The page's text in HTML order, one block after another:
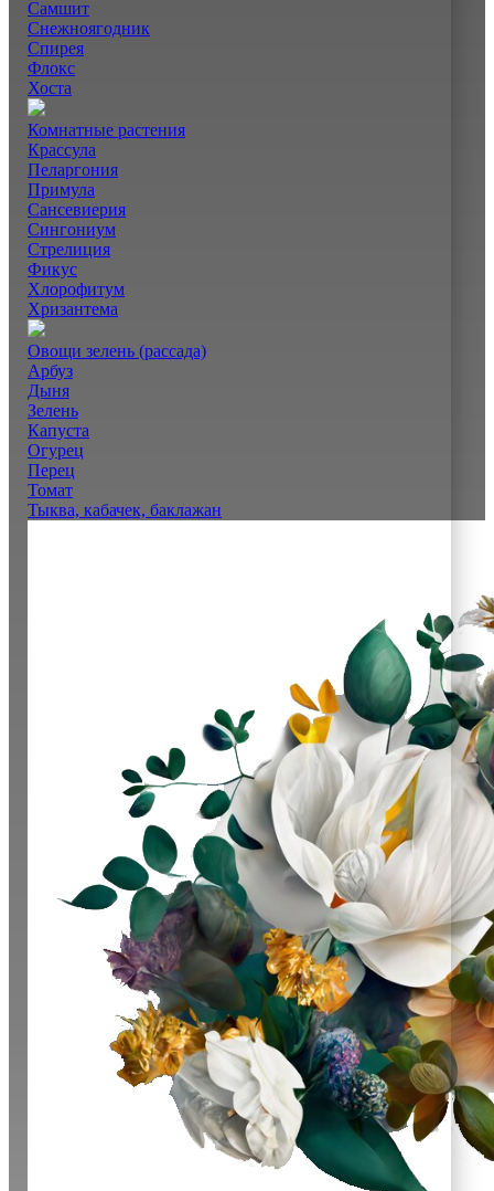
Самшит
Снежноягодник
Спирея
Флокс
Хоста
Комнатные растения
Крассула
Пеларгония
Примула
Сансевиерия
Сингониум
Стрелиция
Фикус
Хлорофитум
Хризантема
Овощи зелень (рассада)
Арбуз
Дыня
Зелень
Капуста
Огурец
Перец
Томат
Тыква, кабачек, баклажан